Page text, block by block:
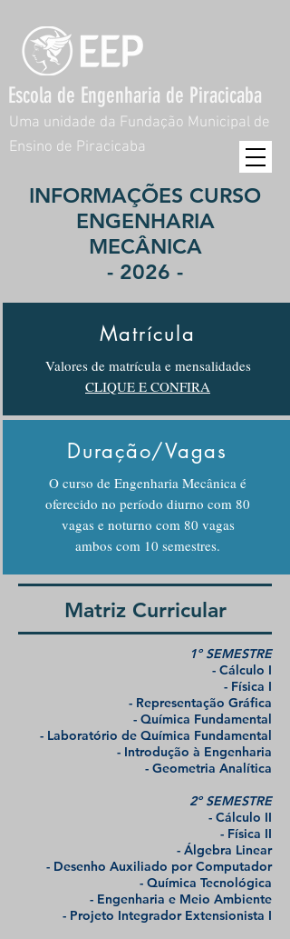
Escola de Engenharia de Piracicaba
Uma unidade da Fundação Municipal de
Ensino de Piracicaba
INFORMAÇÕES CURSO
ENGENHARIA
MECÂNICA
- 2026 -
Matrícula
Valores de matrícula e mensalidades
CLIQUE E CONFIRA
Duração/Vagas
O curso de Engenharia Mecânica é
oferecido no período diurno com 80
vagas e noturno com 80 vagas
ambos com 10 semestres.
Matriz Curricular
1º SEMESTRE
- Cálculo I
- Física I
- Representação Gráfica
- Química Fundamental
- Laboratório de Química Fundamental
- Introdução à Engenharia
- Geometria Analítica
2º SEMESTRE
- Cálculo II
- Física II
- Álgebra Linear
- Desenho Auxiliado por Computador
- Química Tecnológica
- Engenharia e Meio Ambiente
- Projeto Integrador Extensionista I